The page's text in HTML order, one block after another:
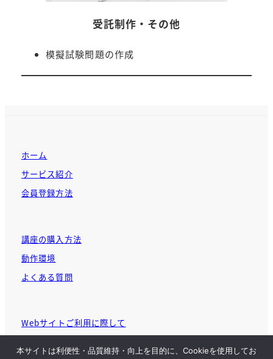
受託制作・その他
模擬試験問題の作成
ホーム
サービス紹介
会員登録方法
講座の購入方法
動作環境
よくある質問
Webサイトご利用に際して
本サイトは利便性・品質維持・向上を目的に、Cookieを使用してお